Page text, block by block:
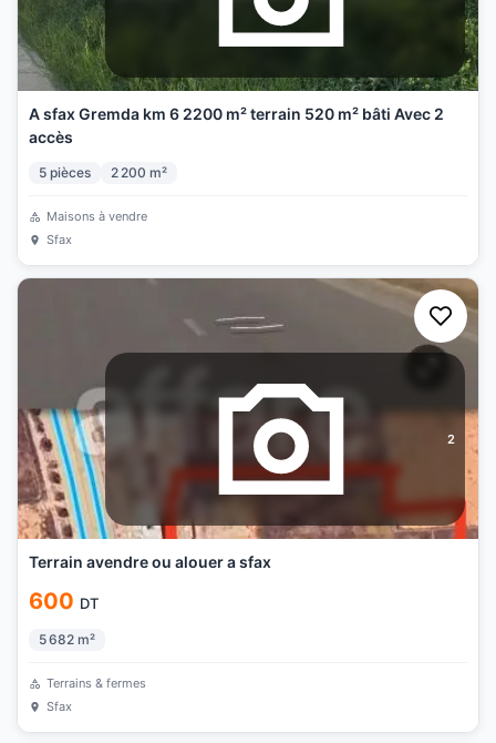
A sfax Gremda km 6 2200 m² terrain 520 m² bâti Avec 2
accès
5 pièces 2 200 m²
Maisons à vendre
Sfax
2
Terrain avendre ou alouer a sfax
600 DT
5 682 m²
Terrains & fermes
Sfax